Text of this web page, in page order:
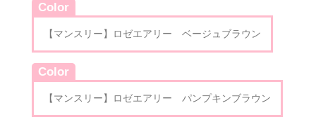
Color
【マンスリー】ロゼエアリー ベージュブラウン
Color
【マンスリー】ロゼエアリー パンプキンブラウン